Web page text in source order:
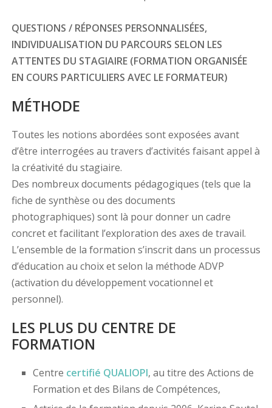
QUESTIONS / RÉPONSES PERSONNALISÉES,
INDIVIDUALISATION DU PARCOURS SELON LES
ATTENTES DU STAGIAIRE (FORMATION ORGANISÉE
EN COURS PARTICULIERS AVEC LE FORMATEUR)
MÉTHODE
Toutes les notions abordées sont exposées avant
d’être interrogées au travers d’activités faisant appel à
la créativité du stagiaire.
Des nombreux documents pédagogiques (tels que la
fiche de synthèse ou des documents
photographiques) sont là pour donner un cadre
concret et facilitant l’exploration des axes de travail.
L’ensemble de la formation s’inscrit dans un processus
d’éducation au choix et selon la méthode ADVP
(activation du développement vocationnel et
personnel).
LES PLUS DU CENTRE DE
FORMATION
Centre certifié QUALIOPI, au titre des Actions de
Formation et des Bilans de Compétences,